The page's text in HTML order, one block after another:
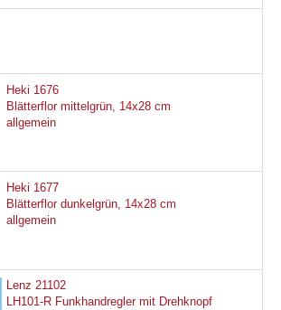
Heki 1676
Blätterflor mittelgrün, 14x28 cm
allgemein
Heki 1677
Blätterflor dunkelgrün, 14x28 cm
allgemein
Lenz 21102
LH101-R Funkhandregler mit Drehknopf